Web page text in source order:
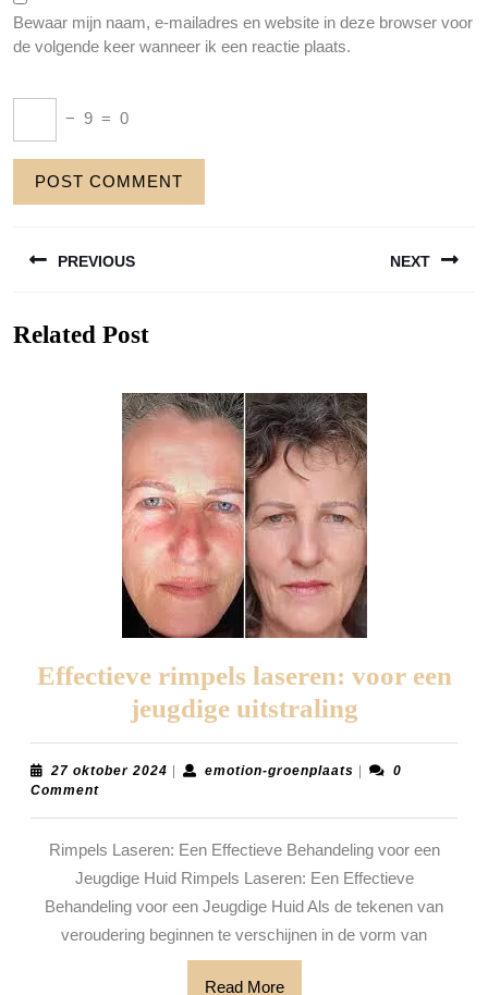
Bewaar mijn naam, e-mailadres en website in deze browser voor
de volgende keer wanneer ik een reactie plaats.
− 9 = 0
PREVIOUS
post:
NEXT
Related Post
Effectieve rimpels laseren: voor een
jeugdige uitstralingEffectieve
rimpels
laseren:
jeugdige
uitstraling
27 oktober 2024 27
| emotion-groenplaatsemotion-
|
0
Comment
Rimpels Laseren: Een Effectieve Behandeling voor een
Jeugdige Huid Rimpels Laseren: Een Effectieve
Behandeling voor een Jeugdige Huid Als de tekenen van
veroudering beginnen te verschijnen in de vorm van
Read MoreRead